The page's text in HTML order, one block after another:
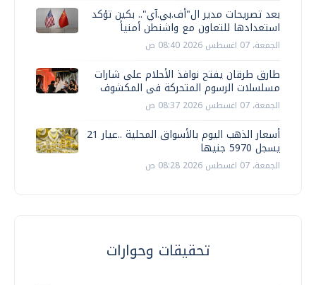
بعد تصريحات مدير ال"أف.بي.آي".. بكين تؤكد
استعدادها للتعاون مع واشنطن أمنياً
الجمعة، 07 اغسطس 2026 08:40 ص
طارق طرقان يفتح نوافذ الأحلام على شارات
مسلسلات الرسوم المتحركة فى المكشوف
الجمعة، 07 اغسطس 2026 08:37 ص
أسعار الذهب اليوم بالأسواق المحلية ..عيار 21
يسجل 5970 جنيها
الجمعة، 07 اغسطس 2026 08:28 ص
تحقيقات وحوارات